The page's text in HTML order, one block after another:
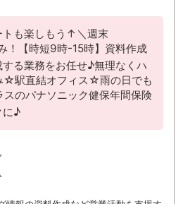
トも楽しもう↑＼週末
！【時短9時-15時】資料作成
る業務をお任せ♪無理なくハ
☆駅直結オフィス☆雨の日でも
のパナソニック健保年間保険
に♪